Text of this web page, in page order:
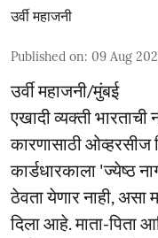
उर्वी महाजनी
Published on: 09 Aug
उर्वी महाजनी/मुंबई
एखादी व्यक्ती
कारणासाठी
कार्डधारकाला 'ज्येष्ठ
ठेवता येणार नाही, असा
दिला आहे. माता-पिता